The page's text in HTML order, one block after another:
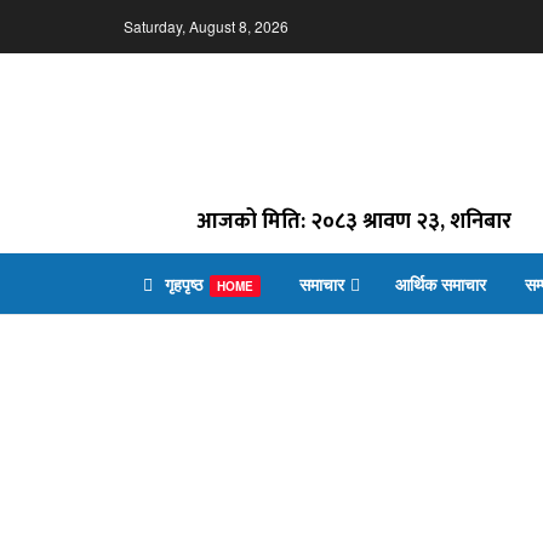
Saturday, August 8, 2026
आजको मिति: २०८३ श्रावण २३, शनिबार
गृहपृष्ठ HOME समाचार आर्थिक समाचार